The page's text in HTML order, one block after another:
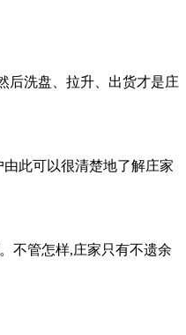
洗盘、拉升、出货才是庄
此可以很清楚地了解庄家
不管怎样,庄家只有不遗余